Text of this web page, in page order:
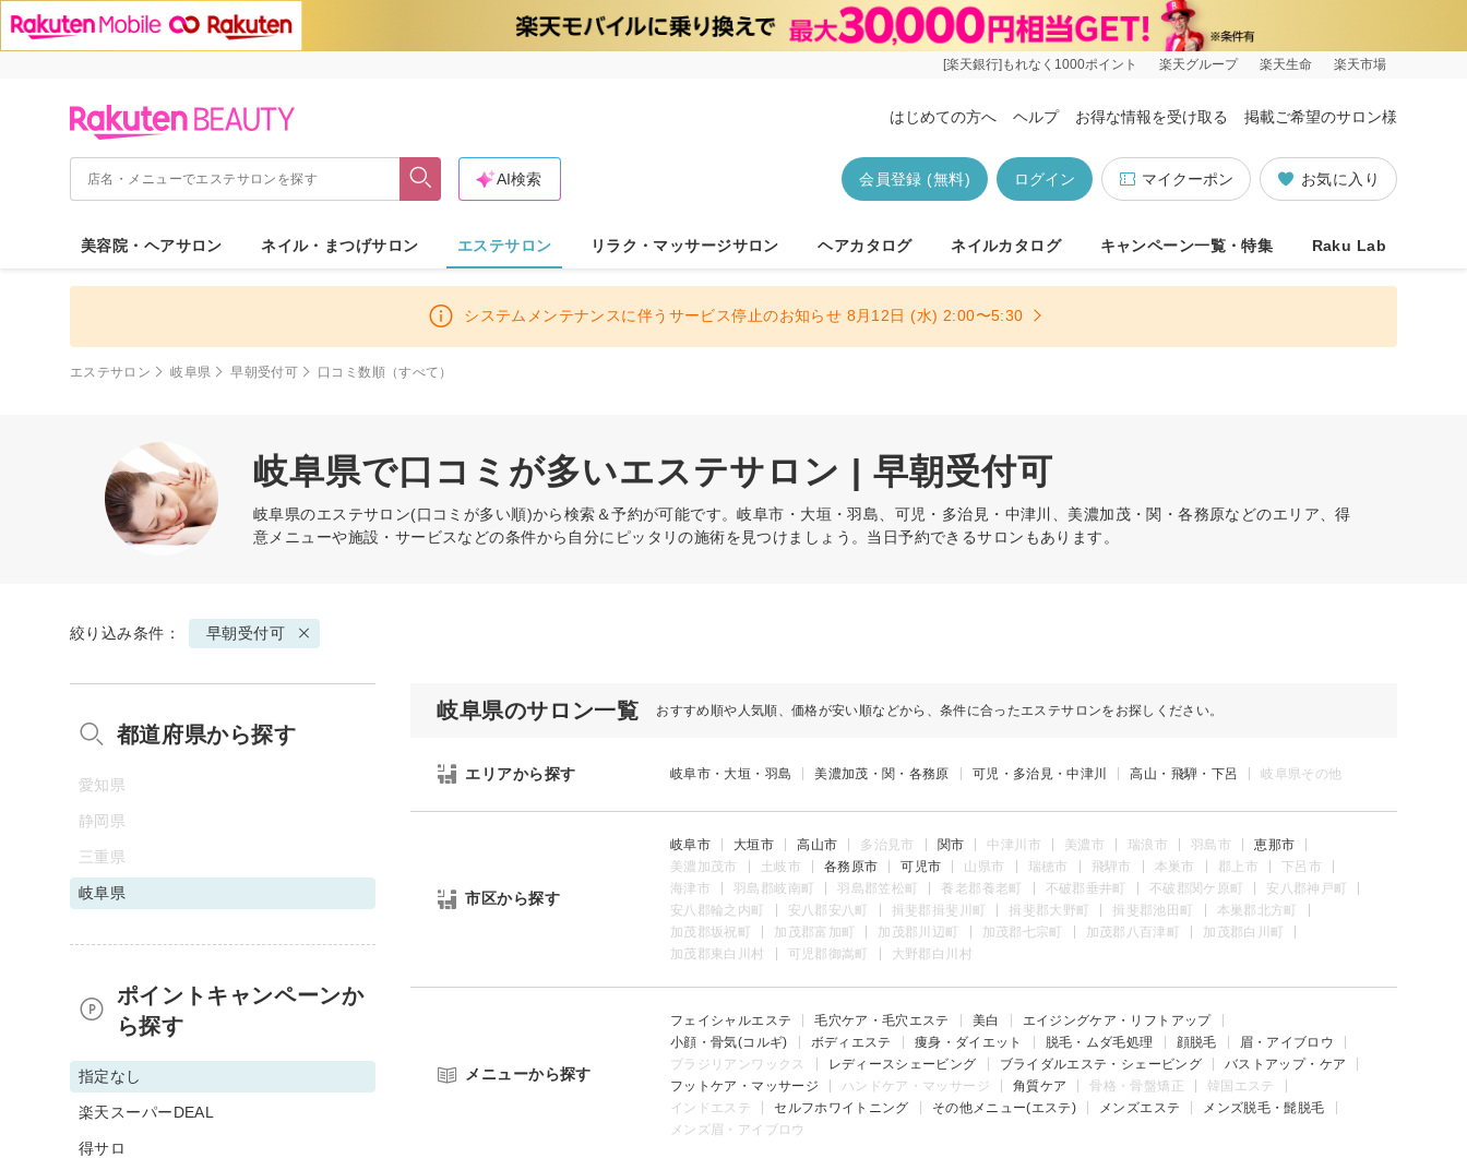
[楽天銀行]もれなく1000ポイント 楽天グループ 楽天生命 楽天市場
はじめての方へ ヘルプ お得な情報を受け取る 掲載ご希望のサロン様
お気に入り
マイクーポン
ログイン
会員登録 (無料)
AI検索
美容院・ヘアサロン ネイル・まつげサロン エステサロン リラク・マッサージサロン ヘアカタログ ネイルカタログ キャンペーン一覧・特集 Raku Lab
システムメンテナンスに伴うサービス停止のお知らせ 8月12日 (水) 2:00〜5:30
エステサロン 岐阜県 早朝受付可 口コミ数順（すべて）
岐阜県で口コミが多いエステサロン | 早朝受付可
岐阜県のエステサロン(口コミが多い順)から検索＆予約が可能です。岐阜市・大垣・羽島、可児・多治見・中津川、美濃加茂・関・各務原などのエリア、得
意メニューや施設・サービスなどの条件から自分にピッタリの施術を見つけましょう。当日予約できるサロンもあります。
絞り込み条件： 早朝受付可
岐阜県のサロン一覧 おすすめ順や人気順、価格が安い順などから、条件に合ったエステサロンをお探しください。
エリアから探す 岐阜市・大垣・羽島 美濃加茂・関・各務原 可児・多治見・中津川 高山・飛騨・下呂 岐阜県その他
市区から探す
岐阜市 大垣市 高山市 多治見市 関市 中津川市 美濃市 瑞浪市 羽島市
恵那市
美濃加茂市
土岐市 各務原市 可児市 山県市 瑞穂市 飛騨市 本巣市 郡上市
下呂市
海津市
羽島郡岐南町 羽島郡笠松町 養老郡養老町 不破郡垂井町 不破郡関ケ原町
安八郡神戸町
安八郡輪之内町
安八郡安八町 揖斐郡揖斐川町 揖斐郡大野町 揖斐郡池田町
本巣郡北方町
加茂郡坂祝町
加茂郡富加町 加茂郡川辺町 加茂郡七宗町 加茂郡八百津町
加茂郡白川町
加茂郡東白川村
可児郡御嵩町 大野郡白川村
メニューから探す
フェイシャルエステ 毛穴ケア・毛穴エステ 美白
エイジングケア・リフトアップ
小顔・骨気(コルギ)
ボディエステ 痩身・ダイエット 脱毛・ムダ毛処理 顔脱毛
眉・アイブロウ
ブラジリアンワックス
レディースシェービング ブライダルエステ・シェービング
バストアップ・ケア
フットケア・マッサージ
ハンドケア・マッサージ 角質ケア 骨格・骨盤矯正
韓国エステ
インドエステ
セルフホワイトニング その他メニュー(エステ) メンズエステ
メンズ脱毛・髭脱毛
メンズ眉・アイブロウ
都道府県から探す
愛知県
静岡県
三重県
岐阜県
ポイントキャンペーンか
ら探す
指定なし
楽天スーパーDEAL
得サロ